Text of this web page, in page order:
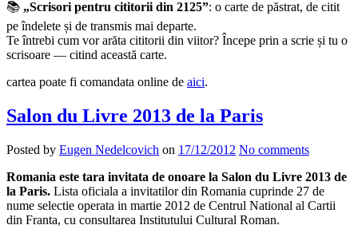
📚 „Scrisori pentru cititorii din 2125”: o carte de păstrat, de citit
pe îndelete și de transmis mai departe.
Te întrebi cum vor arăta cititorii din viitor? Începe prin a scrie și tu o
scrisoare — citind această carte.
cartea poate fi comandata online de aici.
Salon du Livre 2013 de la Paris
Posted by Eugen Nedelcovich on 17/12/2012 No comments
Romania este tara invitata de onoare la Salon du Livre 2013 de
la Paris. Lista oficiala a invitatilor din Romania cuprinde 27 de
nume selectie operata in martie 2012 de Centrul National al Cartii
din Franta, cu consultarea Institutului Cultural Roman.